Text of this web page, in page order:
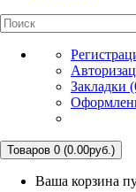
Закладки
Товаров 0 (0.00руб.)
Ваша корзина